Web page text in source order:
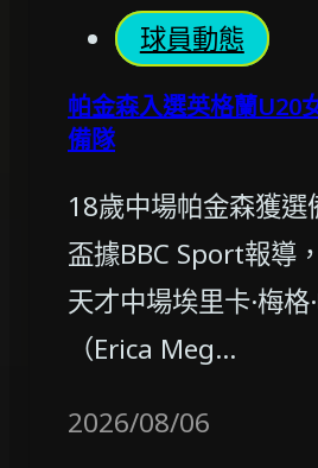
球員動態
帕金森入選英格蘭U20
備隊
18歲中場帕金森獲選
盃據BBC Sport報導
天才中場埃里卡·梅格
（Erica Meg…
2026/08/06